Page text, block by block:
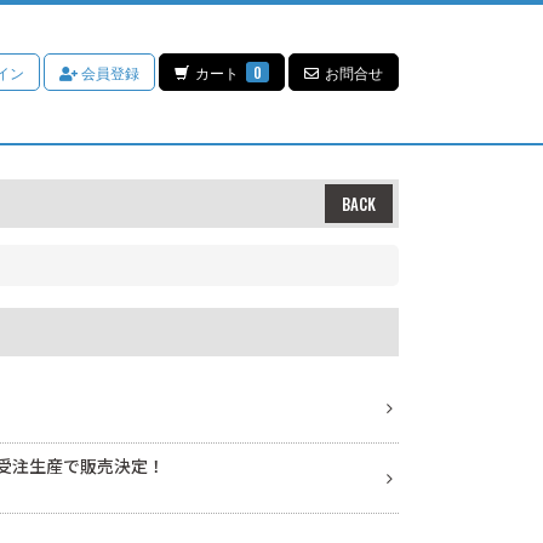
ン 会員登録 カート 0 お問合せ
BACK
生産で販売決定！